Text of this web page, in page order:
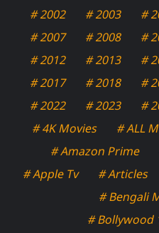
# 2002
# 2003 #
# 2007
# 2008 #
# 2012
# 2013 #
# 2017
# 2018 #
# 2022
# 2023 #
# 4K Movies
# ALL
# Amazon Prime
# Apple Tv
# Articles
# Bengali
# Bollywood